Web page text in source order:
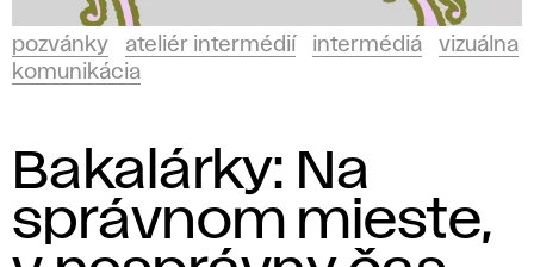
pozvánky ateliér intermédií intermédiá
vizuálna
komunikácia
Bakalárky: Na
správnom mieste,